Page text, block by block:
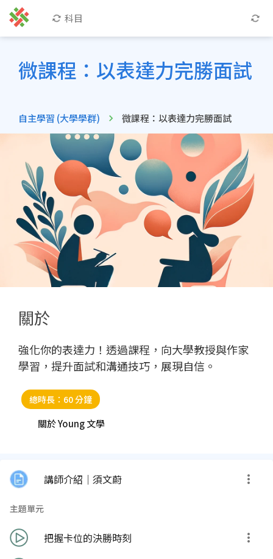
科目
微課程：以表達力完勝面試
自主學習 (大學學群) 微課程：以表達力完勝面試
關於
強化你的表達力！透過課程，向大學教授與作家
學習，提升面試和溝通技巧，展現自信。
總時長：60 分鐘
關於 Young 文學
講師介紹｜須文蔚
主題單元
把握卡位的決勝時刻